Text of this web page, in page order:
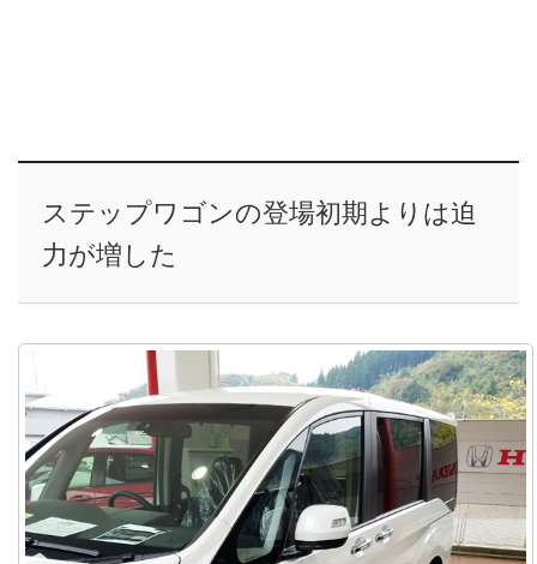
ステップワゴンの登場初期よりは迫
力が増した